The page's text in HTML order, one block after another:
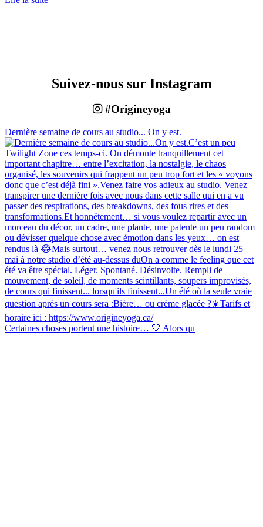
Suivez-nous sur Instagram
#Origineyoga
Dernière semaine de cours au studio... On y est.
Certaines choses portent une histoire… 🤍 Alors qu